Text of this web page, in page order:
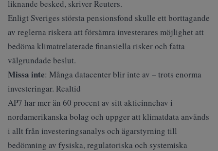
liknande besked, skriverReuters.
Enligt Sveriges största pensionsfond skulle ett borttagande
av reglerna riskera att försämra investerares möjlighet att
bedöma klimatrelaterade finansiella risker och fatta
välgrundade beslut.
Missa inte: Många datacenter blir inte av – trots enorma
investeringar. Realtid
AP7 har mer än 60 procent av sitt aktieinnehav i
nordamerikanska bolag och uppger att klimatdata används
i allt från investeringsanalys och ägarstyrning till
bedömning av fysiska, regulatoriska och systemiska